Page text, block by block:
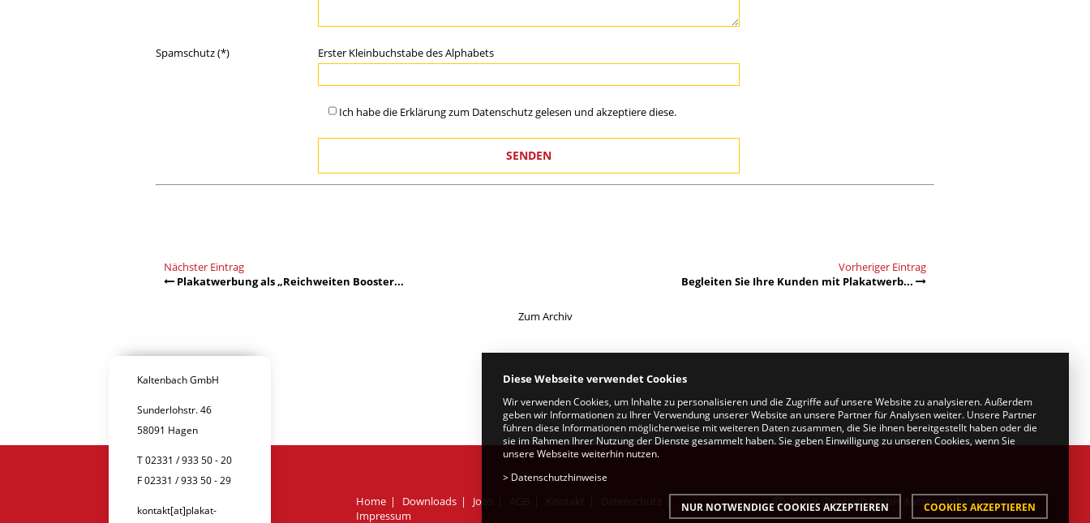
Spamschutz (*) Erster Kleinbuchstabe des Alphabets
Ich habe die Erklärung zum Datenschutzgelesen und akzeptiere diese.
Nächster Eintrag
Plakatwerbung als „Reichweiten Booster...
Vorheriger Eintrag
Begleiten Sie Ihre Kunden mit Plakatwerb...
Zum Archiv
Home Downloads Jobs
Impressum
2026 Kaltenbach GmbH Aussenwerbung
Kaltenbach GmbH
Sunderlohstr. 46
58091 Hagen
T 02331 / 933 50 - 20
F 02331 / 933 50 - 29
kontakt[at]plakat-
Diese Webseite verwendet Cookies
Wir verwenden Cookies, um Inhalte zu personalisieren und die Zugriffe auf unsere Website zu analysieren. Außerdem
geben wir Informationen zu Ihrer Verwendung unserer Website an unsere Partner für Analysen weiter. Unsere Partner
führen diese Informationen möglicherweise mit weiteren Daten zusammen, die Sie ihnen bereitgestellt haben oder die
sie im Rahmen Ihrer Nutzung der Dienste gesammelt haben. Sie geben Einwilligung zu unseren Cookies, wenn Sie
unsere Webseite weiterhin nutzen.
> Datenschutzhinweise
NUR NOTWENDIGE COOKIES AKZEPTIEREN COOKIES AKZEPTIEREN